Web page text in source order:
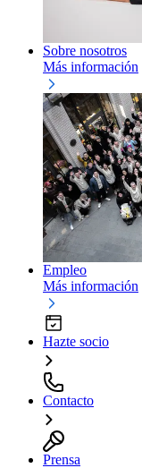
Sobre nosotros
Más información
Empleo
Más información
Hazte socio
Contacto
Prensa